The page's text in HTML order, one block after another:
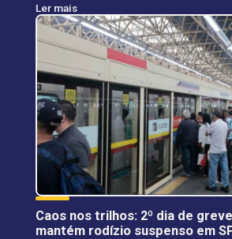
Ler mais
Caos nos trilhos: 2º dia de
mantém rodízio suspenso em